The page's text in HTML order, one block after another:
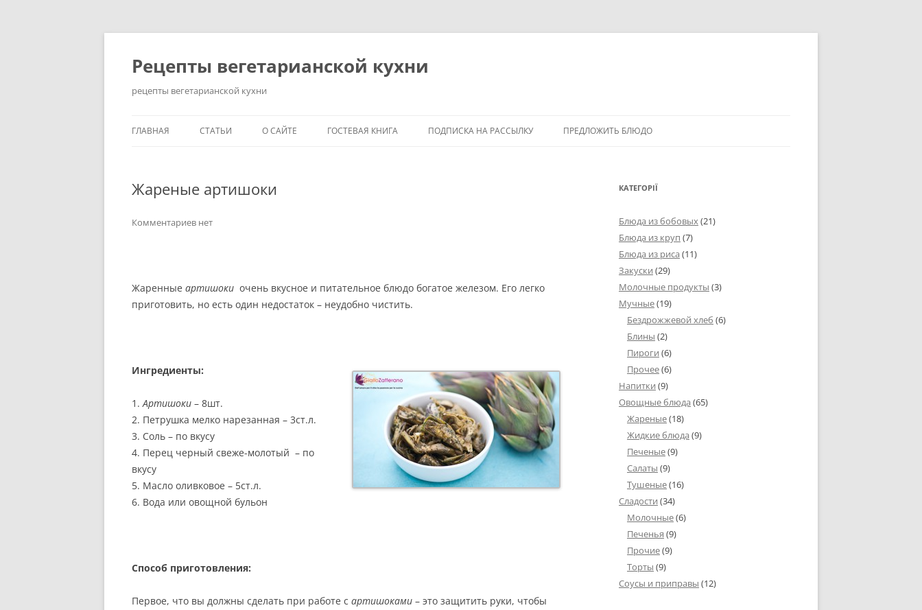
Перейти
Рецепты вегетарианской кухни
рецепты вегетарианской кухни
ГЛАВНАЯ СТАТЬИ
ПРАВИЛЬНОЕ ПИТАНИЕ: ОБЩИЕ
РЕАЛЬНОСТЬ?
ИЗВЕСТНЫЕ ВЕГЕТАРИАНЦЫ
О САЙТЕ ГОСТЕВАЯ КНИГА ПОДПИСКА НА РАССЫЛКУ ПРЕДЛОЖИТЬ БЛЮДО
Жареные артишоки
Комментариев нет
Жаренные артишоки очень вкусное и питательное блюдо богатое железом. Его легко
приготовить, но есть один недостаток – неудобно чистить.
Ингредиенты:
1.Артишоки – 8шт.
2. Петрушка мелко нарезанная – 3ст.л.
3. Соль – по вкусу
4. Перец черный свеже-молотый – по
вкусу
5. Масло оливковое – 5ст.л.
6. Вода или овощной бульон
Способ приготовления:
Первое, что вы должны сделать при работе с артишоками – это защитить руки, чтобы
КАТЕГОРІЇ
Блюда из бобовых(21)
Блюда из круп (7)
Блюда из риса (11)
Закуски (29)
Молочные продукты (3)
Мучные(19)
Бездрожжевой хлеб (6)
Блины (2)
Пироги (6)
Прочее(6)
Напитки (9)
Овощные блюда (65)
Жареные(18)
Жидкие блюда (9)
Печеные(9)
Салаты (9)
Тушеные(16)
Сладости (34)
Молочные(6)
Печенья (9)
Прочие(9)
Торты (9)
Соусы и приправы (12)